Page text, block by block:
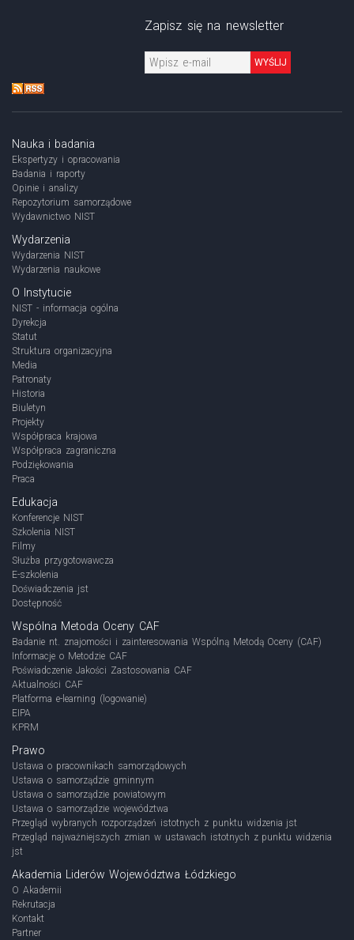
Zapisz się na newsletter
WYŚLIJ
Nauka i badania
Ekspertyzy i opracowania
Badania i raporty
Opinie i analizy
Repozytorium samorządowe
Wydawnictwo NIST
Wydarzenia
Wydarzenia NIST
Wydarzenia naukowe
O Instytucie
NIST - informacja ogólna
Dyrekcja
Statut
Struktura organizacyjna
Media
Patronaty
Historia
Biuletyn
Projekty
Współpraca krajowa
Współpraca zagraniczna
Podziękowania
Praca
Edukacja
Konferencje NIST
Szkolenia NIST
Filmy
Służba przygotowawcza
E-szkolenia
Doświadczenia jst
Dostępność
Wspólna Metoda Oceny CAF
Badanie nt. znajomości i zainteresowania Wspólną Metodą Oceny (CAF)
Informacje o Metodzie CAF
Poświadczenie Jakości Zastosowania CAF
Aktualności CAF
Platforma e-learning (logowanie)
EIPA
KPRM
Prawo
Ustawa o pracownikach samorządowych
Ustawa o samorządzie gminnym
Ustawa o samorządzie powiatowym
Ustawa o samorządzie województwa
Przegląd wybranych rozporządzeń istotnych z punktu widzenia jst
Przegląd najważniejszych zmian w ustawach istotnych z punktu widzenia
jst
Akademia Liderów Województwa Łódzkiego
O Akademii
Rekrutacja
Kontakt
Partner